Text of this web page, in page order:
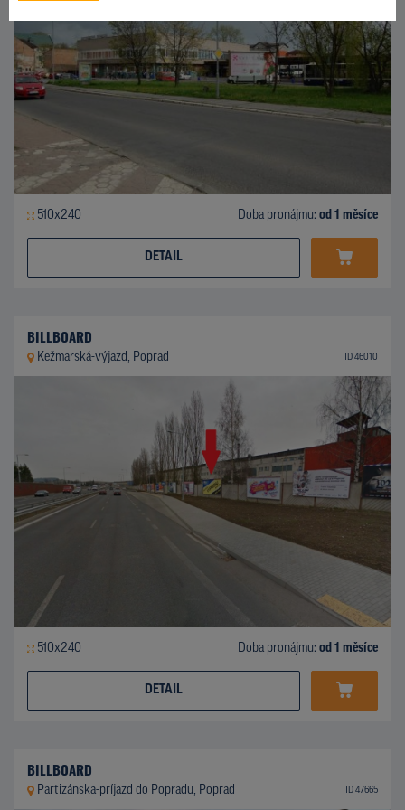
510x240 Doba pronájmu: od 1 měsíce
DETAIL
BILLBOARD
Kežmarská-výjazd, Poprad ID 46010
510x240 Doba pronájmu: od 1 měsíce
DETAIL
BILLBOARD
Partizánska-príjazd do Popradu, Poprad ID 47665